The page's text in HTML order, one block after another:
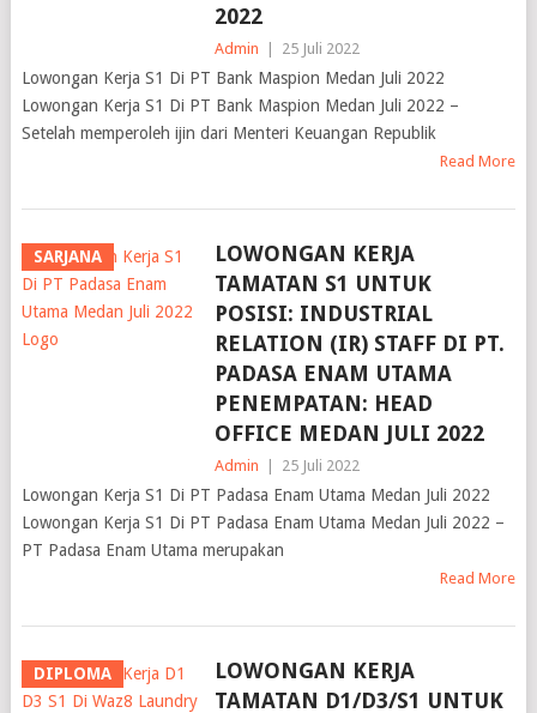
2022
Admin 25 Juli 2022
Lowongan Kerja S1 Di PT Bank Maspion Medan Juli 2022
Lowongan Kerja S1 Di PT Bank Maspion Medan Juli 2022 –
Setelah memperoleh ijin dari Menteri Keuangan Republik
Read More
SARJANA
LOWONGAN KERJA
TAMATAN S1 UNTUK
POSISI: INDUSTRIAL
RELATION (IR) STAFF DI PT.
PADASA ENAM UTAMA
PENEMPATAN: HEAD
OFFICE MEDAN JULI 2022
Admin 25 Juli 2022
Lowongan Kerja S1 Di PT Padasa Enam Utama Medan Juli 2022
Lowongan Kerja S1 Di PT Padasa Enam Utama Medan Juli 2022 –
PT Padasa Enam Utama merupakan
Read More
DIPLOMA
LOWONGAN KERJA
TAMATAN D1/D3/S1 UNTUK